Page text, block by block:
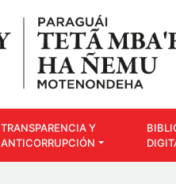
TRANSPARENCIA Y
ANTICORRUPCIÓN